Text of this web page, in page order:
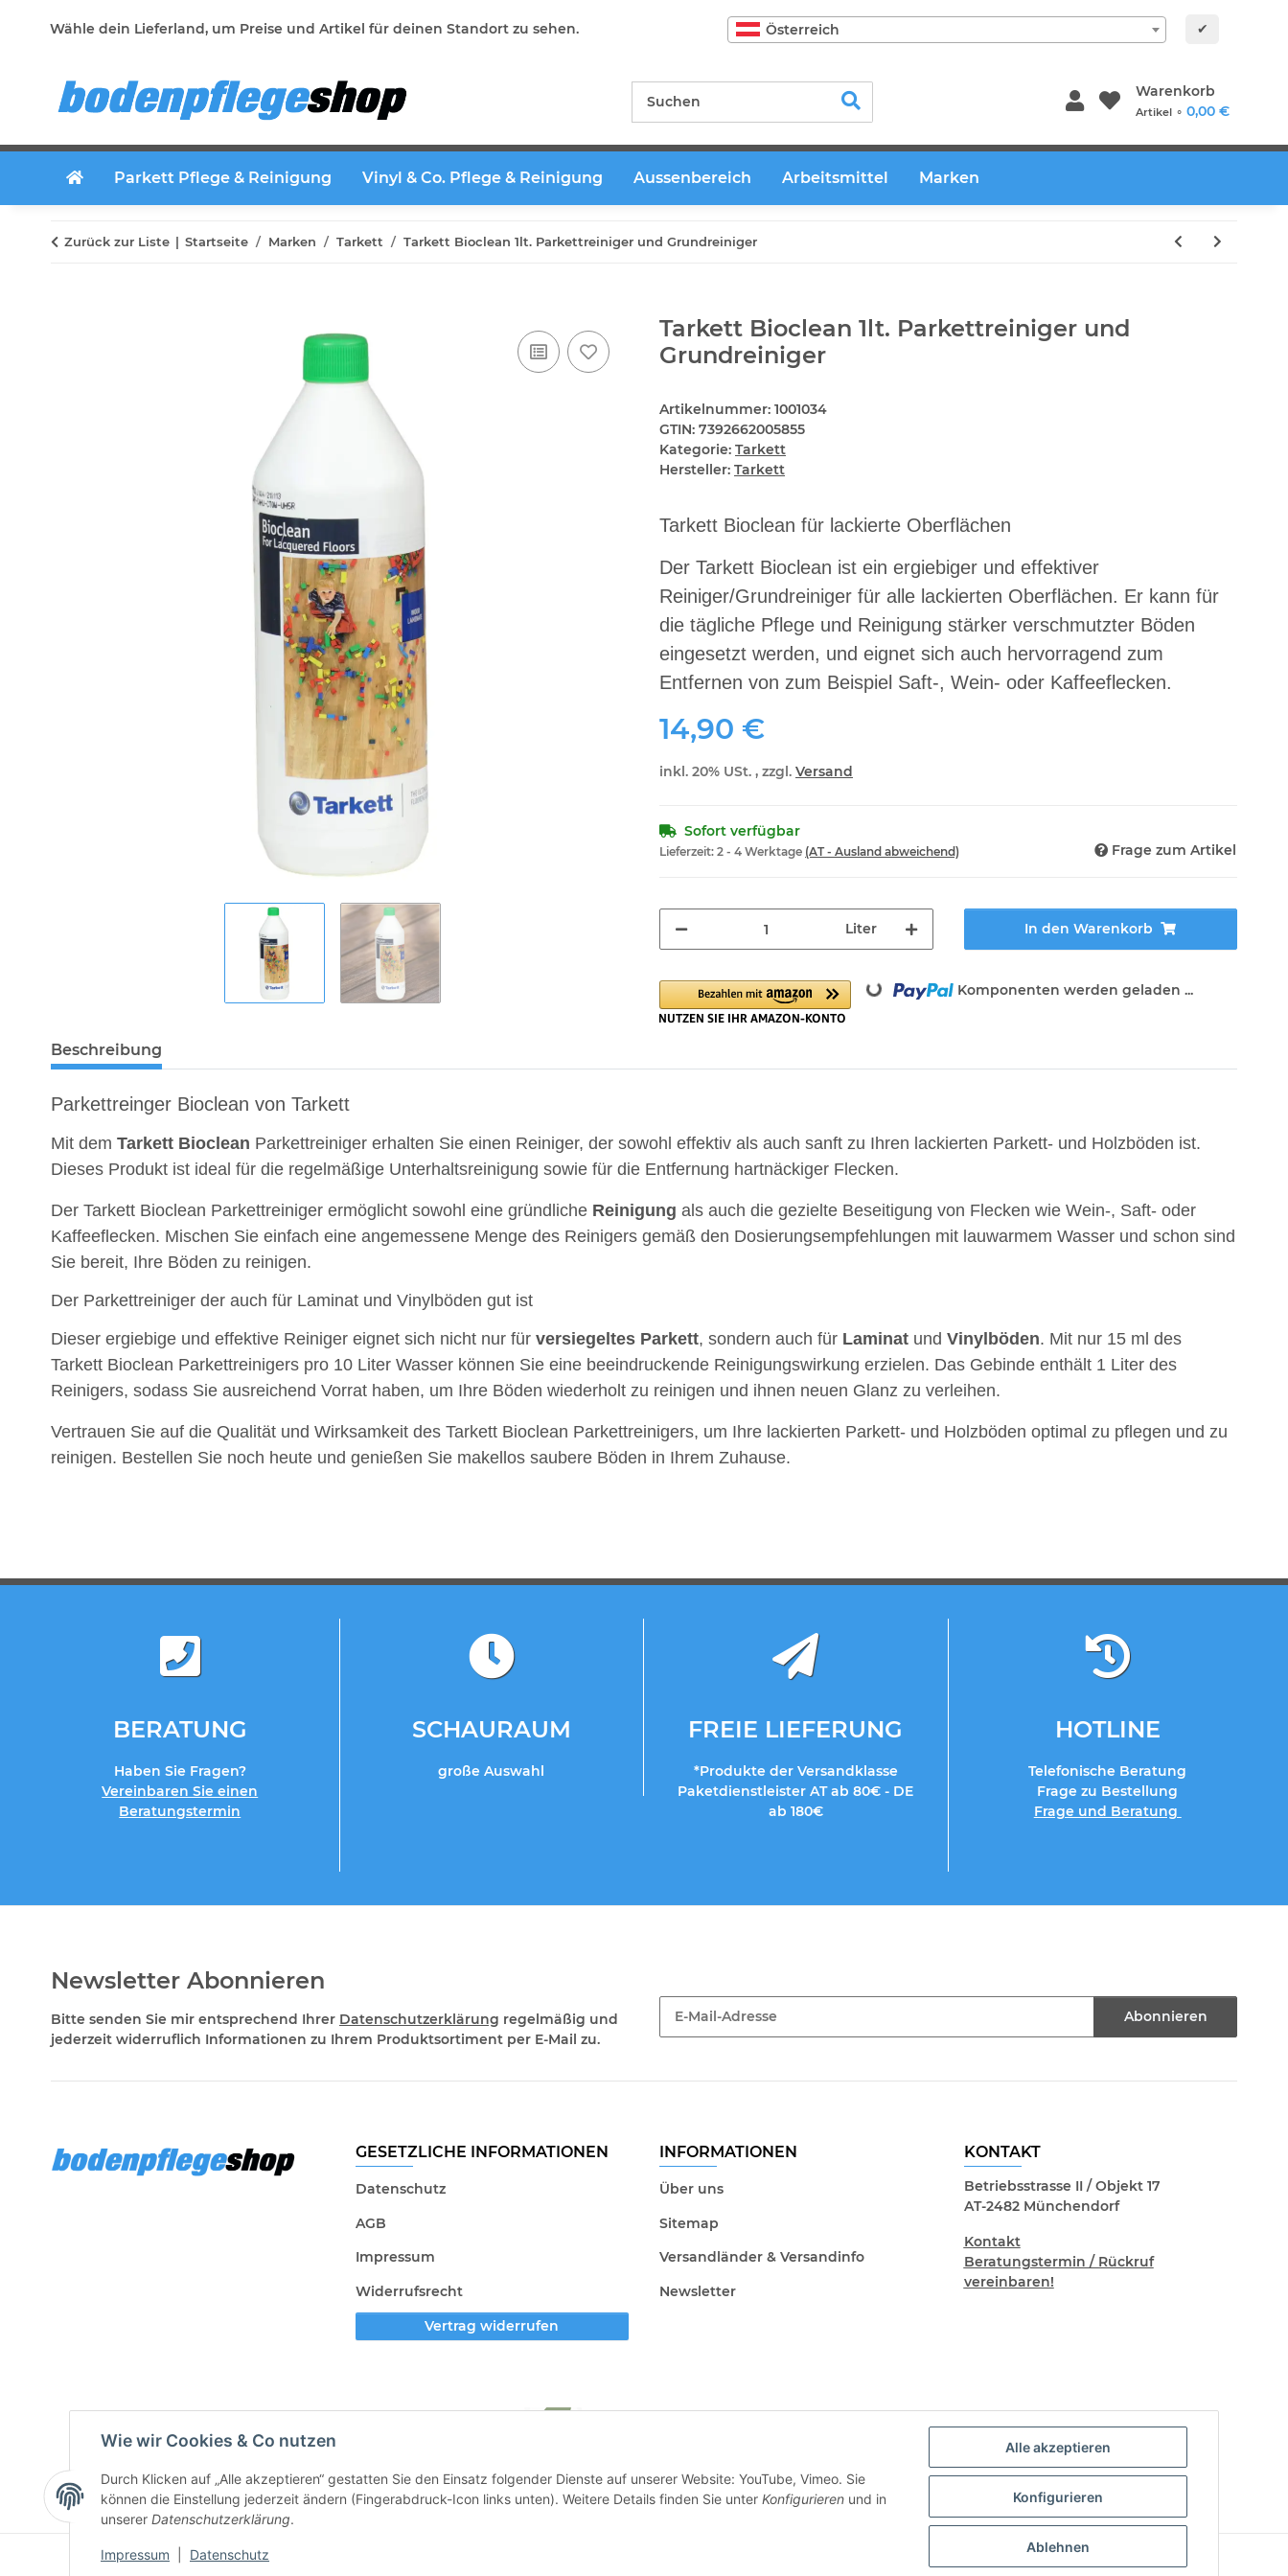
Alle akzeptieren
Konfigurieren
Ablehnen
Wie wir Cookies & Co nutzen
Durch Klicken auf „Alle akzeptieren“ gestatten Sie den Einsatz folgender Dienste auf unserer Website: YouTube, Vimeo. Sie
können die Einstellung jederzeit ändern (Fingerabdruck-Icon links unten). Weitere Details finden Sie unter Konfigurieren und in
unserer Datenschutzerklärung.
Impressum Datenschutz
Wähle dein Lieferland, um Preise und Artikel für deinen Standort zu sehen. Österreich ✔
Warenkorb
Artikel ⚬ 0,00 €
Parkett Pflege & Reinigung Vinyl & Co. Pflege & Reinigung Aussenbereich Arbeitsmittel Marken
Zurück zur Liste Startseite Marken Tarkett Tarkett Bioclean 1lt. Parkettreiniger und Grundreiniger
Tarkett Bioclean 1lt. Parkettreiniger und
Grundreiniger
Artikelnummer: 1001034
GTIN: 7392662005855
Kategorie: Tarkett
Hersteller: Tarkett
Tarkett Bioclean für lackierte Oberflächen
Der Tarkett Bioclean ist ein ergiebiger und effektiver
Reiniger/Grundreiniger für alle lackierten Oberflächen. Er kann für
die tägliche Pflege und Reinigung stärker verschmutzter Böden
eingesetzt werden, und eignet sich auch hervorragend zum
Entfernen von zum Beispiel Saft-, Wein- oder Kaffeeflecken.
14,90 €
inkl. 20% USt. , zzgl. Versand
Sofort verfügbar
Lieferzeit: 2 - 4 Werktage (AT - Ausland abweichend) Frage zum Artikel
Liter In den Warenkorb
Loading... Komponenten werden geladen ...
Beschreibung
Parkettreinger Bioclean von Tarkett
Mit dem Tarkett Bioclean Parkettreiniger erhalten Sie einen Reiniger, der sowohl effektiv als auch sanft zu Ihren lackierten Parkett- und Holzböden ist.
Dieses Produkt ist ideal für die regelmäßige Unterhaltsreinigung sowie für die Entfernung hartnäckiger Flecken.
Der Tarkett Bioclean Parkettreiniger ermöglicht sowohl eine gründliche Reinigung als auch die gezielte Beseitigung von Flecken wie Wein-, Saft- oder
Kaffeeflecken. Mischen Sie einfach eine angemessene Menge des Reinigers gemäß den Dosierungsempfehlungen mit lauwarmem Wasser und schon sind
Sie bereit, Ihre Böden zu reinigen.
Der Parkettreiniger der auch für Laminat und Vinylböden gut ist
Dieser ergiebige und effektive Reiniger eignet sich nicht nur für versiegeltes Parkett, sondern auch für Laminat und Vinylböden. Mit nur 15 ml des
Tarkett Bioclean Parkettreinigers pro 10 Liter Wasser können Sie eine beeindruckende Reinigungswirkung erzielen. Das Gebinde enthält 1 Liter des
Reinigers, sodass Sie ausreichend Vorrat haben, um Ihre Böden wiederholt zu reinigen und ihnen neuen Glanz zu verleihen.
Vertrauen Sie auf die Qualität und Wirksamkeit des Tarkett Bioclean Parkettreinigers, um Ihre lackierten Parkett- und Holzböden optimal zu pflegen und zu
reinigen. Bestellen Sie noch heute und genießen Sie makellos saubere Böden in Ihrem Zuhause.
BERATUNG
Haben Sie Fragen?
Vereinbaren Sie einen
Beratungstermin
SCHAURAUM
große Auswahl
FREIE LIEFERUNG
*Produkte der Versandklasse
Paketdienstleister AT ab 80€ - DE
ab 180€
HOTLINE
Telefonische Beratung
Frage zu Bestellung
Frage und Beratung
Newsletter Abonnieren
Bitte senden Sie mir entsprechend Ihrer Datenschutzerklärung regelmäßig und
jederzeit widerruflich Informationen zu Ihrem Produktsortiment per E-Mail zu.
Abonnieren
GESETZLICHE INFORMATIONEN
Datenschutz
AGB
Impressum
Widerrufsrecht
Vertrag widerrufen
INFORMATIONEN
Über uns
Sitemap
Versandländer & Versandinfo
Newsletter
KONTAKT
Betriebsstrasse II / Objekt 17
AT-2482 Münchendorf
Kontakt
Beratungstermin / Rückruf
vereinbaren!
* Alle Preise inkl. gesetzlicher USt., zzgl.Versand